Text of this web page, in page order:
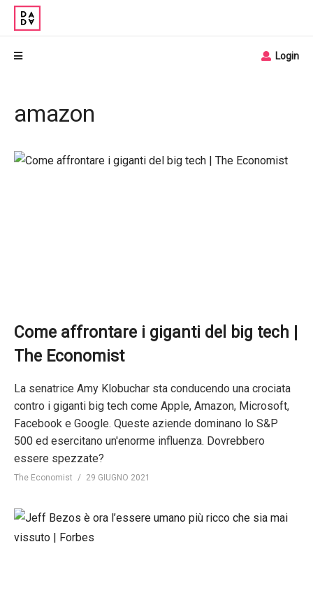
Login
amazon
Come affrontare i giganti del big tech |
The Economist
La senatrice Amy Klobuchar sta conducendo una crociata
contro i giganti big tech come Apple, Amazon, Microsoft,
Facebook e Google. Queste aziende dominano lo S&P
500 ed esercitano un'enorme influenza. Dovrebbero
essere spezzate?
The Economist 29 GIUGNO 2021